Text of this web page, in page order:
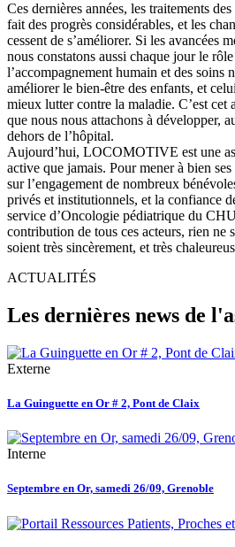
Ces dernières années, les traitements
fait des progrès considérables, et les
cessent de s’améliorer. Si les avancées
nous constatons aussi chaque jour le
l’accompagnement humain et des soins
améliorer le bien-être des enfants, et
mieux lutter contre la maladie. C’est cet
que nous nous attachons à développer,
dehors de l’hôpital.
Aujourd’hui, LOCOMOTIVE est une
active que jamais. Pour mener à bien
sur l’engagement de nombreux
privés et institutionnels, et la confiance
service d’Oncologie pédiatrique du
contribution de tous ces acteurs, rien ne
soient très sincèrement, et très
ACTUALITÉS
Les dernières news de
Externe
La Guinguette en Or # 2, Pont de Claix
Interne
Septembre en Or, samedi 26/09, Grenoble